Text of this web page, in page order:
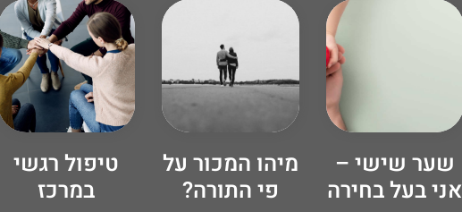
שער שישי –
אני בעל בחירה
מיהו המכור על
פי התורה?
טיפול רגשי
במרכז